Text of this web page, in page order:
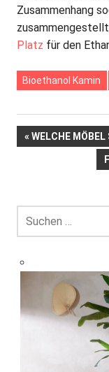
Zusammenhang
Platz für den
Bioethanol Kamin
Beitrags-
VORHERIGER
WELCHE MÖBEL